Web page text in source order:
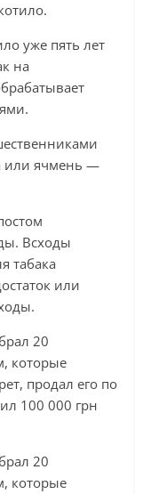
уже пять лет
на
или ячмень —
Всходы
табака
или
20
которые
продал его по
100 000 грн
20
которые